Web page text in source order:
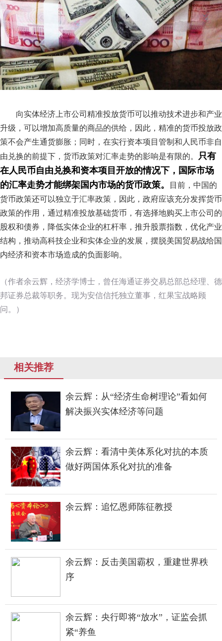
向实体经济上市公司精准投放货币可以推动技术进步和产业
升级，可以增加高质量的商品的供给，因此，精准的货币投放政
策不会产生通货膨胀；同时，在实行资本项目管制和人民币非自
由兑换的前提下，货币政策对汇率走势的影响是有限的。 只有
在人民币自由兑换和资本项目开放的情况下，国际市场
的汇率走势才能绑架国内市场的货币政策。 目前，中国的
货币政策还可以独立于汇率政策，因此，政府应该充分发挥货币
政策的作用，通过精准投放基础货币，有选择地购买上市公司的
股权和债券，降低实体企业的杠杆率，推升股票指数，优化产业
结构，推动高科技企业和实体企业的发展，摆脱美国贸易战给国
内经济和资本市场造成的负面影响。
（作者余云辉，经济学博士，曾任海通证券交易总部总经理、德
邦证券总裁等职务。现为安信信托独立董事，红果宝战略顾
问。）
相关推荐
余云辉：从“经济生命树理论”看如何
解决振兴实体经济等问题
余云辉：看清中美体系化对抗的本质
做好两国体系化对抗的准备
余云辉：追忆恩师陈征教授
余云辉：反击美国霸权，重建世界秩
序
余云辉：央行即将“放水”，证监会抓
紧“养鱼